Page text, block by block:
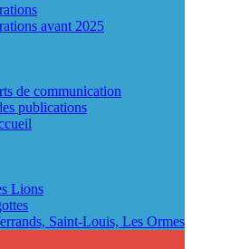
avant 2025
de communication
publications
Lions
Saint-Louis, Les Ormes